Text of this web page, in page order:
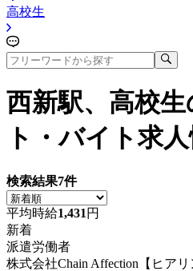
高校生
西新駅、高校生
ト・バイト求
検索結果7件
平均時給1,431 円
新着
派遣労働者
株式会社Chain Affection【ヒア